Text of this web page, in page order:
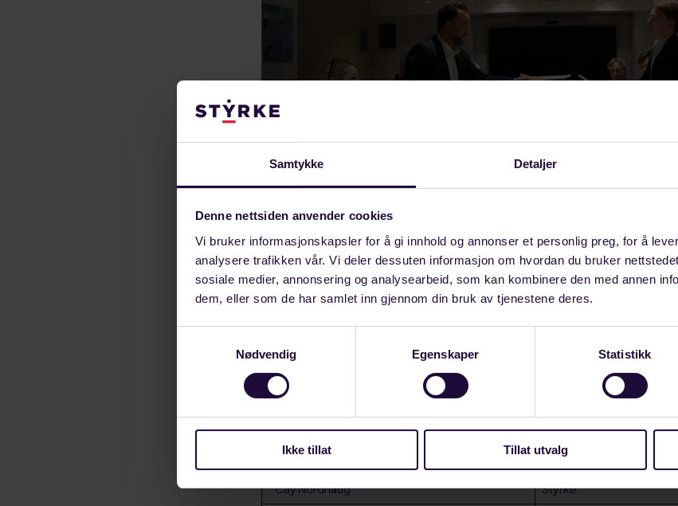
Samtykke Detaljer
Denne nettsiden anvender cookies
Vi bruker informasjonskapsler for å gi innhold og annonser et personlig preg, for å
analysere trafikken vår. Vi deler dessuten informasjon om hvordan du bruker
sosiale medier, annonsering og analysearbeid, som kan kombinere den med annen
dem, eller som de har samlet inn gjennom din bruk av tjenestene deres.
Nødvendig
Egenskaper Statistikk
Ikke tillat Tillat utvalg
Cay Nordhaug og Martin Jørgen Thorgersen utveksler
Det er satt av én dag til forhandlingene.
Skulle ikke Styrke og Norsk Industri bli enige, vil partene
Forhandlingsutvalg
Cay Nordhaug Styrke